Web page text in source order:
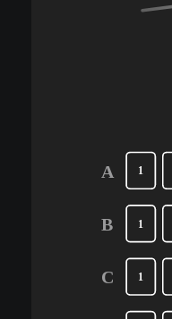
A
B
C
1
1
1